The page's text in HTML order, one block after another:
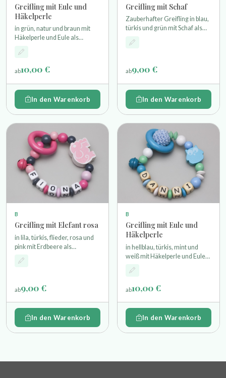
Greifling mit Eule und
Häkelperle
in grün, natur und braun mit
Häkelperle und Eule als
Motivperle einem Glöckchen
und einem Holzring
ab10,00 €
In den Warenkorb
Greifling mit Schaf
Zauberhafter Greifling in blau,
türkis und grün mit Schaf als
Motivperle einem Miniholzring
und Glöckchen
ab9,00 €
In den Warenkorb
B
Greifling mit Elefant rosa
in lila, türkis, flieder, rosa und
pink mit Erdbeere als
Motivperle einem Glöckchen
und einem Holzring
ab9,00 €
In den Warenkorb
B
Greifling mit Eule und
Häkelperle
in hellblau, türkis, mint und
weiß mit Häkelperle und Eule
als Motivperle einem
Glöckchen und einem Holzring
ab10,00 €
In den Warenkorb